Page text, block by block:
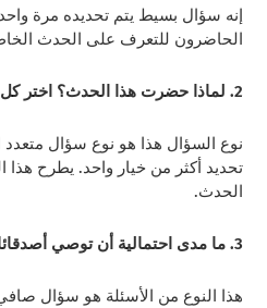
إنه سؤال بسيط يتم تحديده مرة
الحاضرون للتعرف على الحدث
2. لماذا حضرت هذا الحدث؟ اختر كل ما ينطبق
نوع السؤال هذا هو نوع سؤال
تحديد أكثر من خيار واحد. يطرح
الحدث.
3. ما مدى احتمالية أن توصي أصدقائك / زملائك بهذا الحدث؟
هذا النوع من الأسئلة هو سؤال